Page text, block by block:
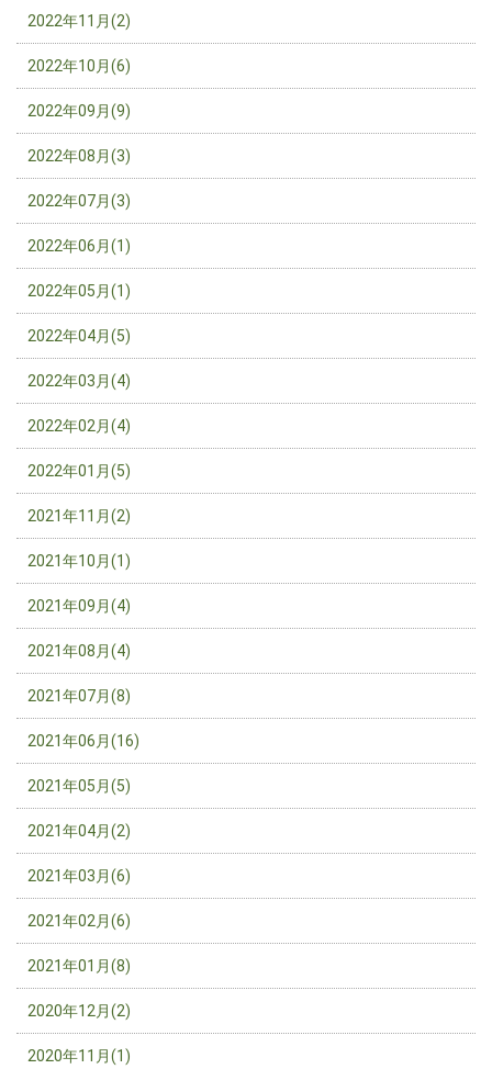
2022年11月(2)
2022年10月(6)
2022年09月(9)
2022年08月(3)
2022年07月(3)
2022年06月(1)
2022年05月(1)
2022年04月(5)
2022年03月(4)
2022年02月(4)
2022年01月(5)
2021年11月(2)
2021年10月(1)
2021年09月(4)
2021年08月(4)
2021年07月(8)
2021年06月(16)
2021年05月(5)
2021年04月(2)
2021年03月(6)
2021年02月(6)
2021年01月(8)
2020年12月(2)
2020年11月(1)